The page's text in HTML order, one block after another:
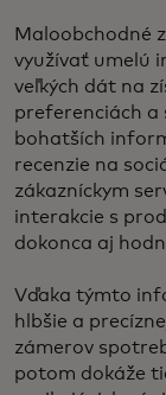
​Maloobchodné
využívať umelú
veľkých dát na
preferenciách a
bohatších
recenzie na
zákazníckym
interakcie s
dokonca aj
Vďaka týmto
hlbšie a
zámerov
potom dokáže